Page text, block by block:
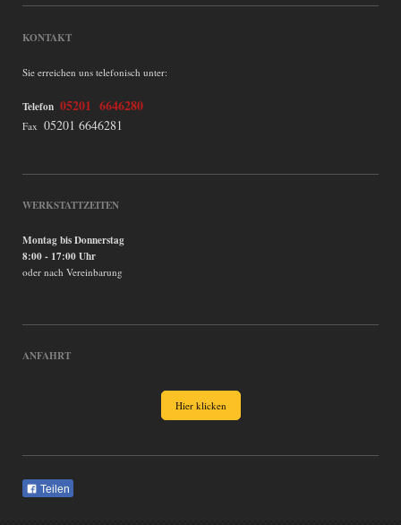
KONTAKT
Sie erreichen uns telefonisch unter:
Telefon 05201 6646280
Fax 05201 6646281
WERKSTATTZEITEN
Montag bis Donnerstag
8:00 - 17:00 Uhr
oder nach Vereinbarung
ANFAHRT
Hier klicken
Teilen